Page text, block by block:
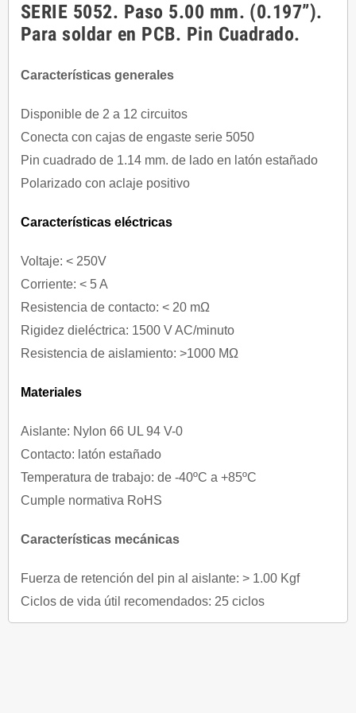
SERIE 5052. Paso 5.00 mm. (0.197”).
Para soldar en PCB. Pin Cuadrado.
Características generales
Disponible de 2 a 12 circuitos
Conecta con cajas de engaste serie 5050
Pin cuadrado de 1.14 mm. de lado en latón estañado
Polarizado con aclaje positivo
Características eléctricas
Voltaje: < 250V
Corriente: < 5 A
Resistencia de contacto: < 20 mΩ
Rigidez dieléctrica: 1500 V AC/minuto
Resistencia de aislamiento: >1000 MΩ
Materiales
Aislante: Nylon 66 UL 94 V-0
Contacto: latón estañado
Temperatura de trabajo: de -40ºC a +85ºC
Cumple normativa RoHS
Características mecánicas
Fuerza de retención del pin al aislante: > 1.00 Kgf
Ciclos de vida útil recomendados: 25 ciclos